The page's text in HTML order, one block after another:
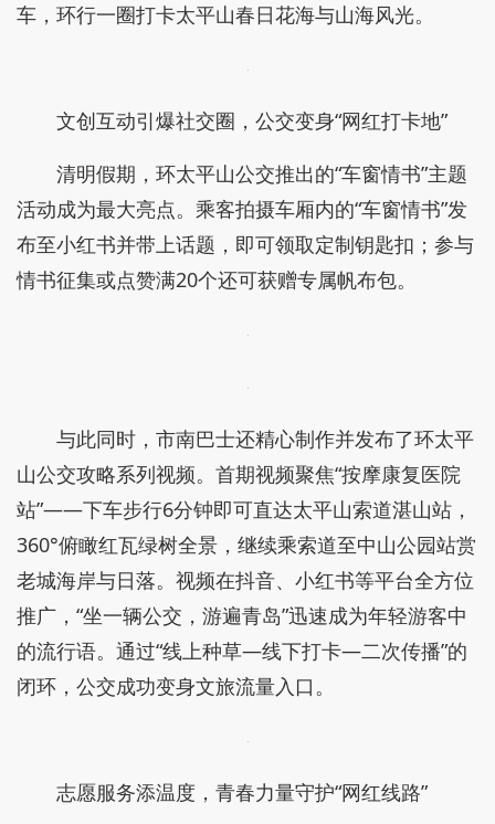
车，环行一圈打卡太平山春日花海与山海风光。
文创互动引爆社交圈，公交变身“网红打卡地”
清明假期，环太平山公交推出的“车窗情书”主题
活动成为最大亮点。乘客拍摄车厢内的“车窗情书”发
布至小红书并带上话题，即可领取定制钥匙扣；参与
情书征集或点赞满20个还可获赠专属帆布包。
与此同时，市南巴士还精心制作并发布了环太平
山公交攻略系列视频。首期视频聚焦“按摩康复医院
站”——下车步行6分钟即可直达太平山索道湛山站，
360°俯瞰红瓦绿树全景，继续乘索道至中山公园站赏
老城海岸与日落。视频在抖音、小红书等平台全方位
推广，“坐一辆公交，游遍青岛”迅速成为年轻游客中
的流行语。通过“线上种草—线下打卡—二次传播”的
闭环，公交成功变身文旅流量入口。
志愿服务添温度，青春力量守护“网红线路”